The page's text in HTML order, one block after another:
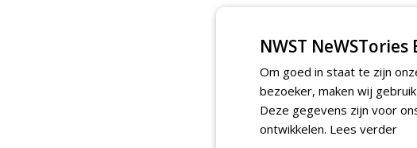
NWST NeWSTories
Om goed in staat te zijn
bezoeker, maken wij
Deze gegevens zijn voor
ontwikkelen. Lees verder